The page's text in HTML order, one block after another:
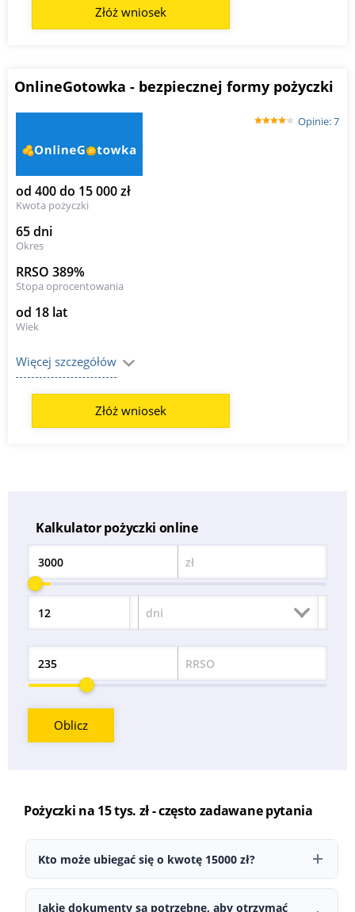
Złóż wniosek
OnlineGotowka - bezpiecznej formy pożyczki
Opinie: 7
od 400 do 15 000 zł
Kwota pożyczki
65 dni
Okres
RRSO 389%
Stopa oprocentowania
od 18 lat
Wiek
Więcej szczegółów
Złóż wniosek
Kalkulator pożyczki online
Kwota zł
Okres dni
Odsetek RRSO
Oblicz
Pożyczki na 15 tys. zł - często zadawane pytania
Kto może ubiegać się o kwotę 15000 zł?
O finansowanie może ubiegać się osoba pełnoletnia posiadająca
ważny dokument tożsamości, stałe źródło dochodu oraz aktywne
Jakie dokumenty są potrzebne, aby otrzymać